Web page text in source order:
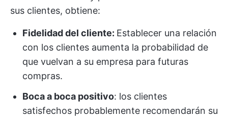
sus clientes, obtiene:
Fidelidad del cliente: Establecer una relación
con los clientes aumenta la probabilidad de
que vuelvan a su empresa para futuras
compras.
Boca a boca positivo: los clientes
satisfechos probablemente recomendarán su